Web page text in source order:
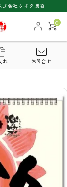
式会社クボタ贈商
0
れ お問合せ